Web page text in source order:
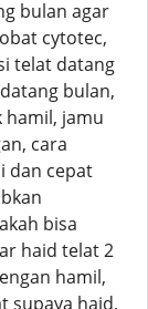
bulan agar
cytotec,
telat datang
bulan,
hamil, jamu
cara
dan cepat
bisa
haid telat 2
hamil,
supaya haid,